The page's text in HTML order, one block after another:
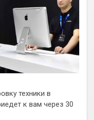
техники в
к вам через 30